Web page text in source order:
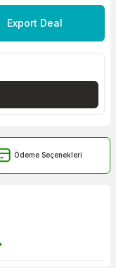
Export Deal
Ödeme Seçenekleri